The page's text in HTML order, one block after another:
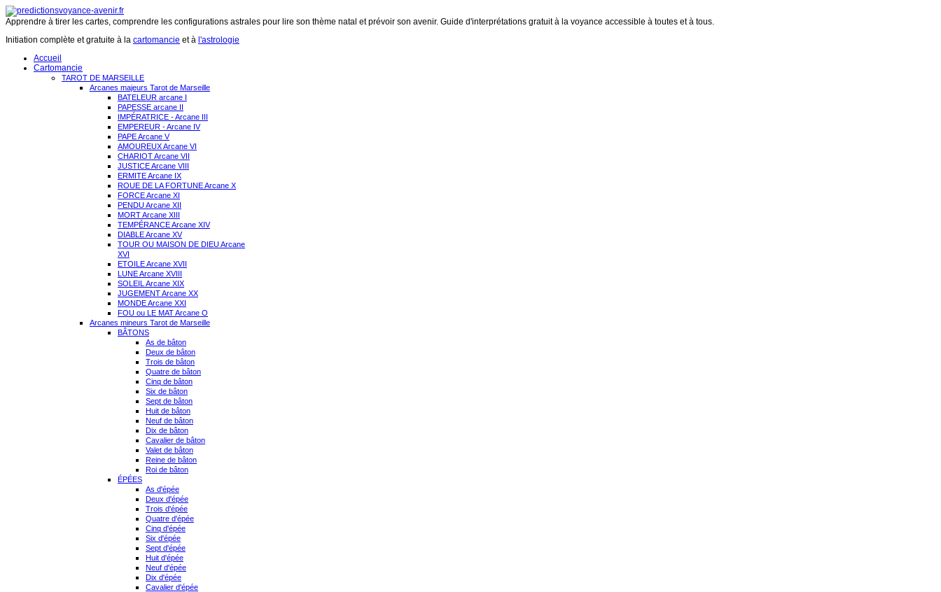
Apprendre à tirer les cartes, comprendre les configurations astrales pour lire son thème natal et prévoir son avenir. Guide d'interprétations gratuit à la voyance accessible à toutes et à tous.
Initiation complète et gratuite à la cartomancie et à l'astrologie
Accueil
Cartomancie
TAROT DE MARSEILLE
Arcanes majeurs Tarot de Marseille
BATELEUR arcane I
PAPESSE arcane II
IMPÉRATRICE - Arcane III
EMPEREUR - Arcane IV
PAPE Arcane V
AMOUREUX Arcane VI
CHARIOT Arcane VII
JUSTICE Arcane VIII
ERMITE Arcane IX
ROUE DE LA FORTUNE Arcane X
FORCE Arcane XI
PENDU Arcane XII
MORT Arcane XIII
TEMPÉRANCE Arcane XIV
DIABLE Arcane XV
TOUR OU MAISON DE DIEU Arcane
XVI
ETOILE Arcane XVII
LUNE Arcane XVIII
SOLEIL Arcane XIX
JUGEMENT Arcane XX
MONDE Arcane XXI
FOU ou LE MAT Arcane O
Arcanes mineurs Tarot de Marseille
BÂTONS
As de bâton
Deux de bâton
Trois de bâton
Quatre de bâton
Cinq de bâton
Six de bâton
Sept de bâton
Huit de bâton
Neuf de bâton
Dix de bâton
Cavalier de bâton
Valet de bâton
Reine de bâton
Roi de bâton
ÉPÉES
As d'épée
Deux d'épée
Trois d'épée
Quatre d'épée
Cinq d'épée
Six d'épée
Sept d'épée
Huit d'épée
Neuf d'épée
Dix d'épée
Cavalier d'épée